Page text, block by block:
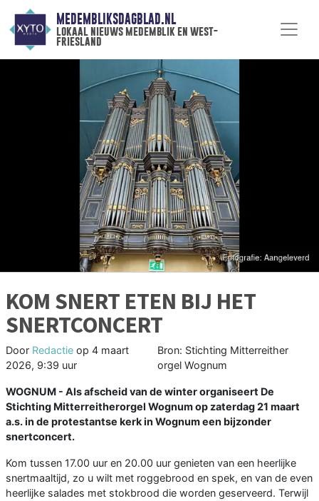
MEDEMBLIKSDAGBLAD.NL
lokaal nieuws medemblik en west-
friesland
KOM SNERT ETEN BIJ HET
SNERTCONCERT
Door Redactie op 4 maart
2026, 9:39 uur
Bron: Stichting Mitterreither
orgel Wognum
WOGNUM - Als afscheid van de winter organiseert De
Stichting Mitterreitherorgel Wognum op zaterdag 21 maart
a.s. in de protestantse kerk in Wognum een bijzonder
snertconcert.
Kom tussen 17.00 uur en 20.00 uur genieten van een heerlijke
snertmaaltijd, zo u wilt met roggebrood en spek, en van de even
heerlijke salades met stokbrood die worden geserveerd. Terwijl